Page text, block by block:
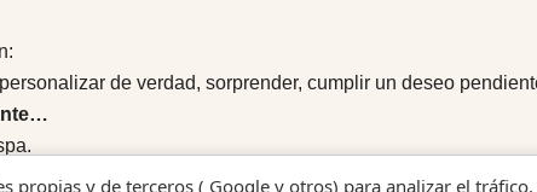
de verdad, sorprender, cumplir un deseo
propias y de terceros ( Google y otros) para analizar el